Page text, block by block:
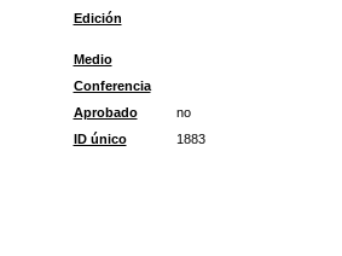
Edición
Medio
Conferencia
Aprobado
no
ID único 1883